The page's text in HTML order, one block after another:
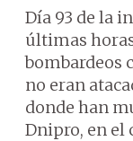
Día 93 de la
últimas
bombardeos
no eran
donde han
Dnipro, en el